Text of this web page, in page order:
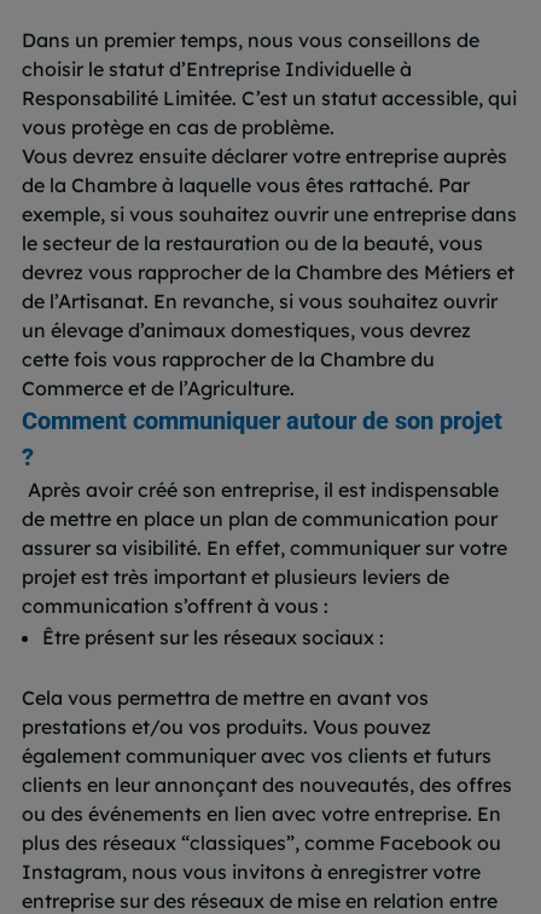
Dans un premier temps, nous vous conseillons de
choisir le statut d’Entreprise Individuelle à
Responsabilité Limitée. C’est un statut accessible, qui
vous protège en cas de problème.
Vous devrez ensuite déclarer votre entreprise auprès
de la Chambre à laquelle vous êtes rattaché. Par
exemple, si vous souhaitez ouvrir une entreprise dans
le secteur de la restauration ou de la beauté, vous
devrez vous rapprocher de la Chambre des Métiers et
de l’Artisanat. En revanche, si vous souhaitez ouvrir
un élevage d’animaux domestiques, vous devrez
cette fois vous rapprocher de la Chambre du
Commerce et de l’Agriculture.
Comment communiquer autour de son projet
?
Après avoir créé son entreprise, il est indispensable
de mettre en place un plan de communication pour
assurer sa visibilité. En effet, communiquer sur votre
projet est très important et plusieurs leviers de
communication s’offrent à vous :
Être présent sur les réseaux sociaux :
Cela vous permettra de mettre en avant vos
prestations et/ou vos produits. Vous pouvez
également communiquer avec vos clients et futurs
clients en leur annonçant des nouveautés, des offres
ou des événements en lien avec votre entreprise. En
plus des réseaux “classiques”, comme Facebook ou
Instagram, nous vous invitons à enregistrer votre
entreprise sur des réseaux de mise en relation entre